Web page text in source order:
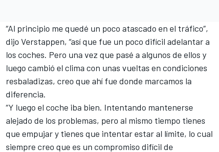
“Al principio me quedé un poco atascado en el tráfico”,
dijo Verstappen, “así que fue un poco difícil adelantar a
los coches. Pero una vez que pasé a algunos de ellos y
luego cambió el clima con unas vueltas en condiciones
resbaladizas, creo que ahí fue donde marcamos la
diferencia.
“Y luego el coche iba bien. Intentando mantenerse
alejado de los problemas, pero al mismo tiempo tienes
que empujar y tienes que intentar estar al límite, lo cual
siempre creo que es un compromiso difícil de